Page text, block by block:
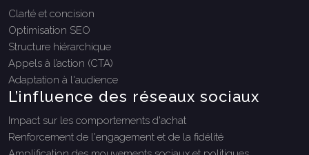
Clarté et concision
Optimisation SEO
Structure hiérarchique
Appels à l’action (CTA)
Adaptation à l'audience
L’influence des réseaux sociaux
Impact sur les comportements d'achat
Renforcement de l'engagement et de la fidélité